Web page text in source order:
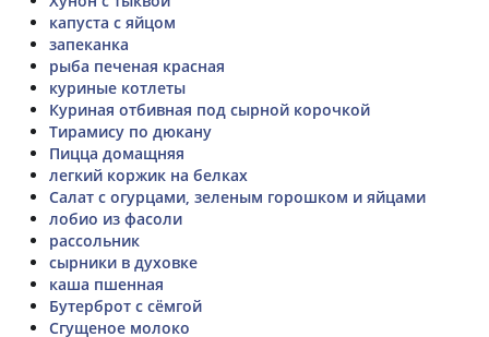
капуста с яйцом
запеканка
рыба печеная красная
куриные котлеты
Куриная отбивная под сырной корочкой
Тирамису по дюкану
Пицца домащняя
легкий коржик на белках
Салат с огурцами, зеленым горошком и яйцами
лобио из фасоли
рассольник
сырники в духовке
каша пшенная
Бутерброт с сёмгой
Сгущеное молоко